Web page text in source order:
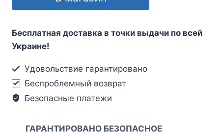
Бесплатная доставка в точки выдачи по всей
Украине!
Удовольствие гарантировано
Беспроблемный возврат
Безопасные платежи
ГАРАНТИРОВАНО БЕЗОПАСНОЕ